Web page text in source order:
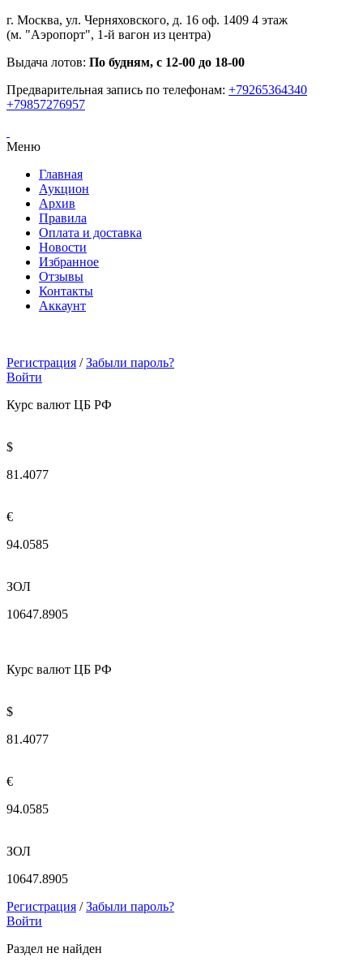
г. Москва, ул. Черняховского, д. 16 оф. 1409 4 этаж
(м. "Аэропорт", 1-й вагон из центра)
Выдача лотов: По будням, с 12-00 до 18-00
Предварительная запись по телефонам: +79265364340
+79857276957
Меню
Главная
Аукцион
Архив
Правила
Оплата и доставка
Новости
Избранное
Отзывы
Контакты
Аккаунт
Регистрация / Забыли пароль?
Войти
Курс валют ЦБ РФ
$
81.4077
€
94.0585
ЗОЛ
10647.8905
Курс валют ЦБ РФ
$
81.4077
€
94.0585
ЗОЛ
10647.8905
Регистрация / Забыли пароль?
Войти
Раздел не найден